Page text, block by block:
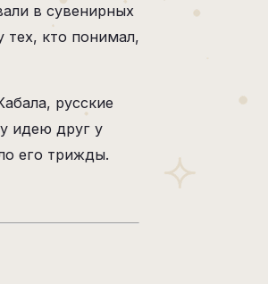
в сувенирных
тех, кто понимал,
русские
идею друг у
его трижды.